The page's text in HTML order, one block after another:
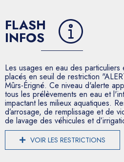
FLASH
INFOS
Les usages en eau des particuliers
placés en seuil de restriction
Mûrs-Érigné. Ce niveau d'alerte
tous les prélèvements en eau et
impactant les milieux aquatiques.
d’arrosage, de remplissage et de
de lavage des véhicules et
VOIR LES RESTRICTIONS